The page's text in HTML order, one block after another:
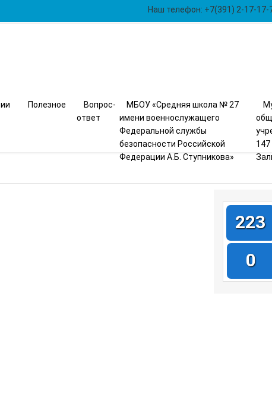
Наш телефон: +7(391) 2-17-17-
Полезное
Вопрос-
ответ
МБОУ «Средняя школа № 27
имени военнослужащего
Федеральной службы
безопасности Российской
Федерации А.Б. Ступникова»
147
223
0